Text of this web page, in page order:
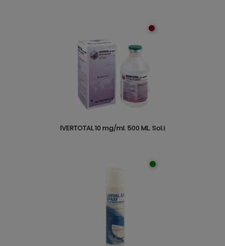
IVERTOTAL 10 mg/ml. 500 ML. Sol.i